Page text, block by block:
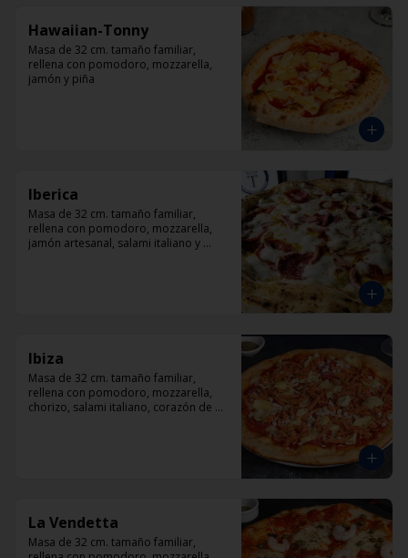
Hawaiian-Tonny
Masa de 32 cm. tamaño familiar,
rellena con pomodoro, mozzarella,
jamón y piña
Iberica
Masa de 32 cm. tamaño familiar,
rellena con pomodoro, mozzarella,
jamón artesanal, salami italiano y
Ibiza
Masa de 32 cm. tamaño familiar,
rellena con pomodoro, mozzarella,
chorizo, salami italiano, corazón de
La Vendetta
Masa de 32 cm. tamaño familiar,